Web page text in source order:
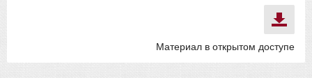
Материал в открытом доступе